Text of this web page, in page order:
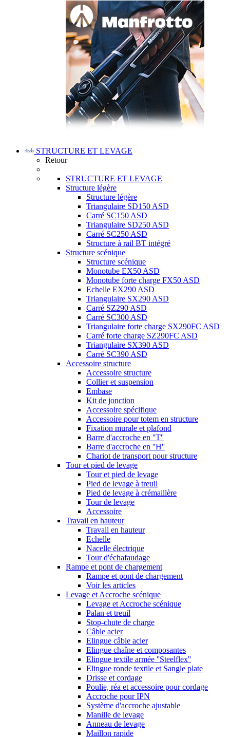
STRUCTURE ET LEVAGE
Retour
STRUCTURE ET LEVAGE
Structure légère
Structure légère
Triangulaire SD150 ASD
Carré SC150 ASD
Triangulaire SD250 ASD
Carré SC250 ASD
Structure à rail BT intégré
Structure scénique
Structure scénique
Monotube EX50 ASD
Monotube forte charge FX50 ASD
Echelle EX290 ASD
Triangulaire SX290 ASD
Carré SZ290 ASD
Carré SC300 ASD
Triangulaire forte charge SX290FC ASD
Carré forte charge SZ290FC ASD
Triangulaire SX390 ASD
Carré SC390 ASD
Accessoire structure
Accessoire structure
Collier et suspension
Embase
Kit de jonction
Accessoire spécifique
Accessoire pour totem en structure
Fixation murale et plafond
Barre d'accroche en ''T''
Barre d'accroche en ''H''
Chariot de transport pour structure
Tour et pied de levage
Tour et pied de levage
Pied de levage à treuil
Pied de levage à crémaillère
Tour de levage
Accessoire
Travail en hauteur
Travail en hauteur
Echelle
Nacelle électrique
Tour d'échafaudage
Rampe et pont de chargement
Rampe et pont de chargement
Voir les articles
Levage et Accroche scénique
Levage et Accroche scénique
Palan et treuil
Stop-chute de charge
Câble acier
Elingue câble acier
Elingue chaîne et composantes
Elingue textile armée ''Steelflex''
Elingue ronde textile et Sangle plate
Drisse et cordage
Poulie, réa et accessoire pour cordage
Accroche pour IPN
Système d'accroche ajustable
Manille de levage
Anneau de levage
Maillon rapide